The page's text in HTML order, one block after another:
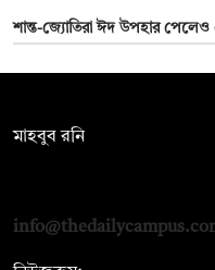
শান্ত-জ্যোতিরা ঈদ উপহার পেলেও
মাহবুব রনি